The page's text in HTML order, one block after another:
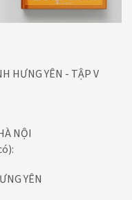
HƯNG YÊN - TẬP V
NỘI
YÊN